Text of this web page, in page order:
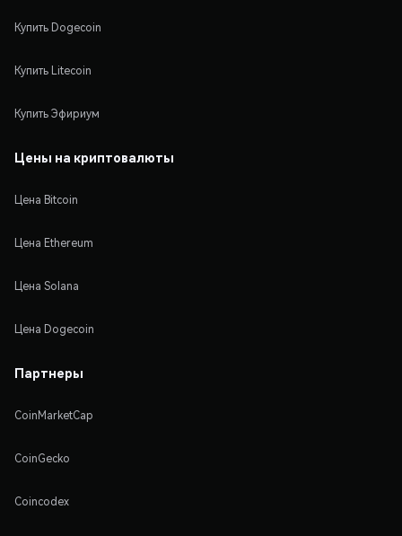
Купить Dogecoin
Купить Litecoin
Купить Эфириум
Цены на криптовалюты
Цена Bitcoin
Цена Ethereum
Цена Solana
Цена Dogecoin
Партнеры
CoinMarketCap
CoinGecko
Coincodex